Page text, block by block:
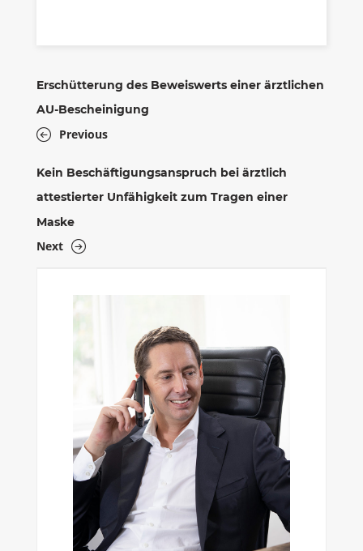
Erschütterung des Beweiswerts einer ärztlichen
AU-Bescheinigung
Previous
Kein Beschäftigungsanspruch bei ärztlich
attestierter Unfähigkeit zum Tragen einer
Maske
Next